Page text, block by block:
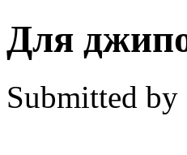
Для
Submitted by